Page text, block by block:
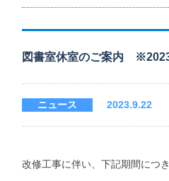
図書室休室のご案内
ニュース 2023.9.22
改修工事に伴い、下記期間につ